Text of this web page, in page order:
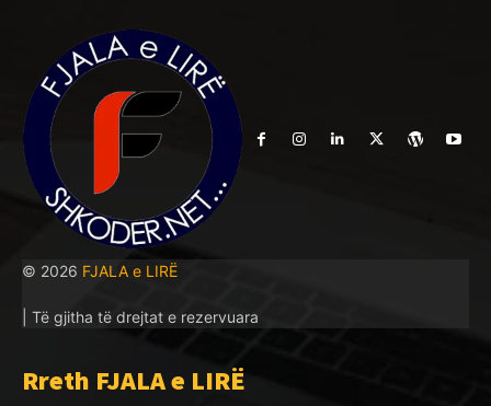
© 2026 FJALA e LIRË
| Të gjitha të drejtat e rezervuara
Rreth FJALA e LIRË